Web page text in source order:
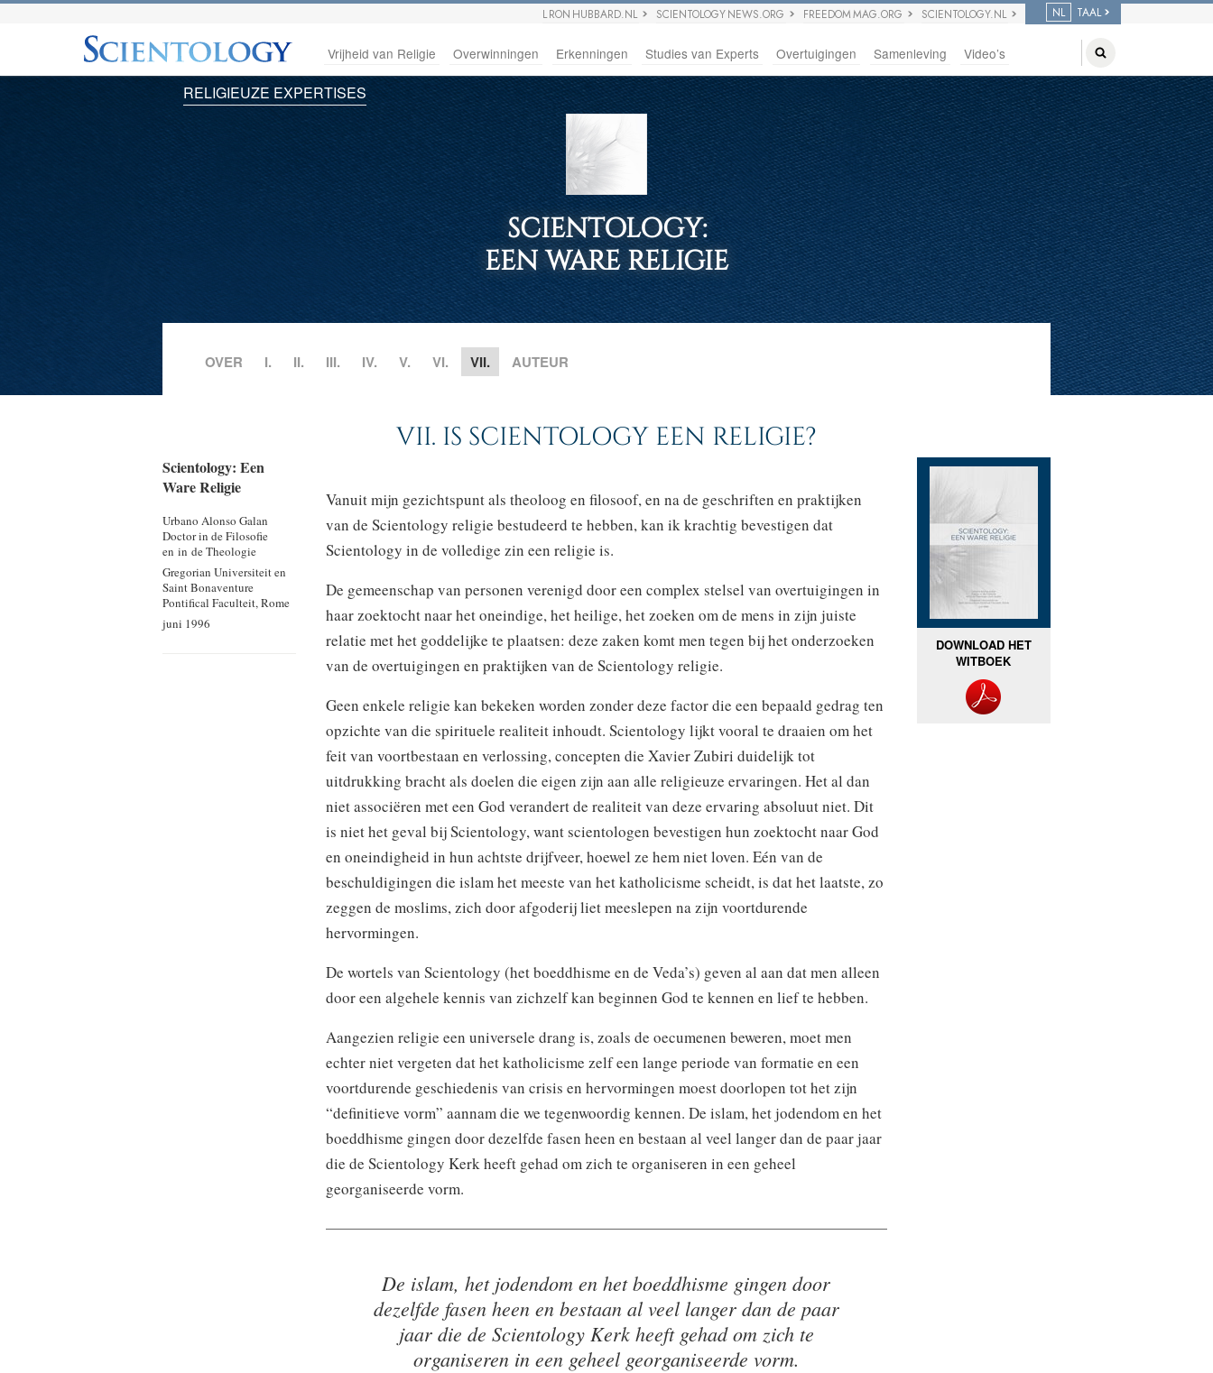
L RON HUBBARD.NL SCIENTOLOGY NEWS.ORG FREEDOM MAG.ORG SCIENTOLOGY.NL NL TAAL
Vrijheid van Religie Overwinningen Erkenningen Studies van Experts Overtuigingen Samenleving Video’s
RELIGIEUZE EXPERTISES
SCIENTOLOGY:
EEN WARE RELIGIE
OVER I. II. III. IV. V. VI. VII. AUTEUR
Scientology: Een
Ware Religie
Urbano Alonso Galan
Doctor in de Filosofie
en in de Theologie
Gregorian Universiteit en
Saint Bonaventure
Pontifical Faculteit, Rome
juni 1996
VII. IS SCIENTOLOGY EEN RELIGIE?
Vanuit mijn gezichtspunt als theoloog en filosoof, en na de geschriften en praktijken
van de Scientology religie bestudeerd te hebben, kan ik krachtig bevestigen dat
Scientology in de volledige zin een religie is.
De gemeenschap van personen verenigd door een complex stelsel van overtuigingen in
haar zoektocht naar het oneindige, het heilige, het zoeken om de mens in zijn juiste
relatie met het goddelijke te plaatsen: deze zaken komt men tegen bij het onderzoeken
van de overtuigingen en praktijken van de Scientology religie.
Geen enkele religie kan bekeken worden zonder deze factor die een bepaald gedrag ten
opzichte van die spirituele realiteit inhoudt. Scientology lijkt vooral te draaien om het
feit van voortbestaan en verlossing, concepten die Xavier Zubiri duidelijk tot
uitdrukking bracht als doelen die eigen zijn aan alle religieuze ervaringen. Het al dan
niet associëren met een God verandert de realiteit van deze ervaring absoluut niet. Dit
is niet het geval bij Scientology, want scientologen bevestigen hun zoektocht naar God
en oneindigheid in hun achtste drijfveer, hoewel ze hem niet loven. Eén van de
beschuldigingen die islam het meeste van het katholicisme scheidt, is dat het laatste, zo
zeggen de moslims, zich door afgoderij liet meeslepen na zijn voortdurende
hervormingen.
De wortels van Scientology (het boeddhisme en de Veda’s) geven al aan dat men alleen
door een algehele kennis van zichzelf kan beginnen God te kennen en lief te hebben.
Aangezien religie een universele drang is, zoals de oecumenen beweren, moet men
echter niet vergeten dat het katholicisme zelf een lange periode van formatie en een
voortdurende geschiedenis van crisis en hervormingen moest doorlopen tot het zijn
“definitieve vorm” aannam die we tegenwoordig kennen. De islam, het jodendom en het
boeddhisme gingen door dezelfde fasen heen en bestaan al veel langer dan de paar jaar
die de Scientology Kerk heeft gehad om zich te organiseren in een geheel
georganiseerde vorm.
De islam, het jodendom en het boeddhisme gingen door
dezelfde fasen heen en bestaan al veel langer dan de paar
jaar die de Scientology Kerk heeft gehad om zich te
organiseren in een geheel georganiseerde vorm.
DOWNLOAD HET
WITBOEK